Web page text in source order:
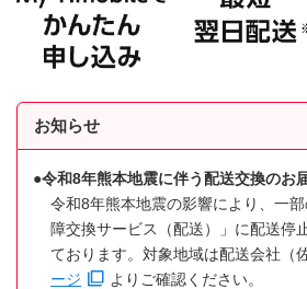
お知らせ
令和8年熊本地震に伴う配送交換のお
令和8年熊本地震の影響により、一
障交換サービス（配送）」に配送停
ております。対象地域は配送会社（
ージ
よりご確認ください。